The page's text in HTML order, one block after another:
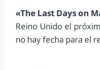
«The Last Days on
Reino Unido el
no hay fecha para el